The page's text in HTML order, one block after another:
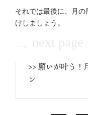
それでは最後に、月
けしましょう。
>> 願いが叶う！
ン